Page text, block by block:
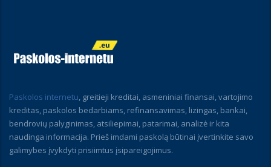
Paskolos internetu, greitieji kreditai, asmeniniai finansai, vartojimo
kreditas, paskolos bedarbiams, refinansavimas, lizingas, bankai,
bendrovių palyginimas, atsiliepimai, patarimai, analizė ir kita
naudinga informacija. Prieš imdami paskolą būtinai įvertinkite savo
galimybes įvykdyti prisiimtus įsipareigojimus.